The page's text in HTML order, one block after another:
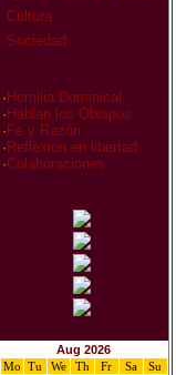
Cultura
Sociedad
· Homilia Dominical
· Hablan los Obispos
· Fe y Razón
· Reflexion en libertad
·Colaboraciones
Aug 2026
Mo
Tu We Th Fr Sa
Su